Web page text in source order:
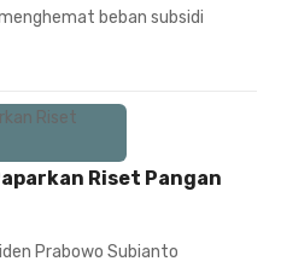
beban subsidi
Riset Pangan
Prabowo Subianto